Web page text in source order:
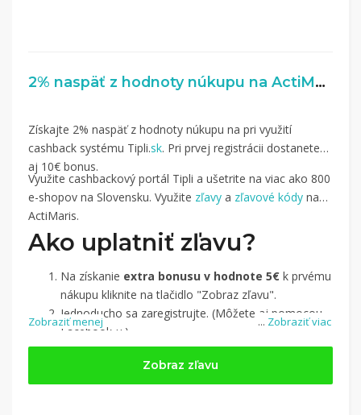
2% naspäť z hodnoty núkupu na ActiMaris.sk
... Zobraziť viac
Získajte 2% naspäť z hodnoty núkupu na pri využití
cashback systému Tipli.sk. Pri prvej registrácii dostanete
aj 10€ bonus.
Využite cashbackový portál Tipli a ušetrite na viac ako 800
e-shopov na Slovensku. Využite zľavy a zľavové kódy na
ActiMaris.
Ako uplatniť zľavu?
Na získanie extra bonusu v hodnote 5€ k prvému
nákupu kliknite na tlačidlo "Zobraz zľavu".
Jednoducho sa zaregistrujte. (Môžete aj pomocou
Facebook-u.)
Jednoducho sinájdite obchod, pomocou služby
(v ponuke je cca 1 500 obchodov).
Kliknite na tlačidlo „Nakupovať“.(Následne
Zobraziť menej
Zobraz zľavu